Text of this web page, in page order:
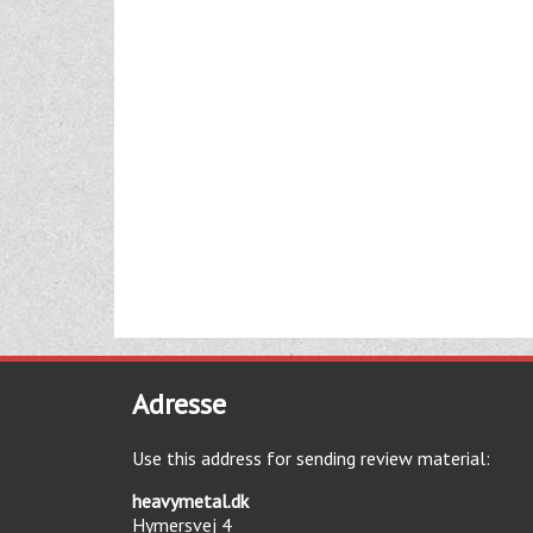
Adresse
Use this address for sending review material:
heavymetal.dk
Hymersvej 4